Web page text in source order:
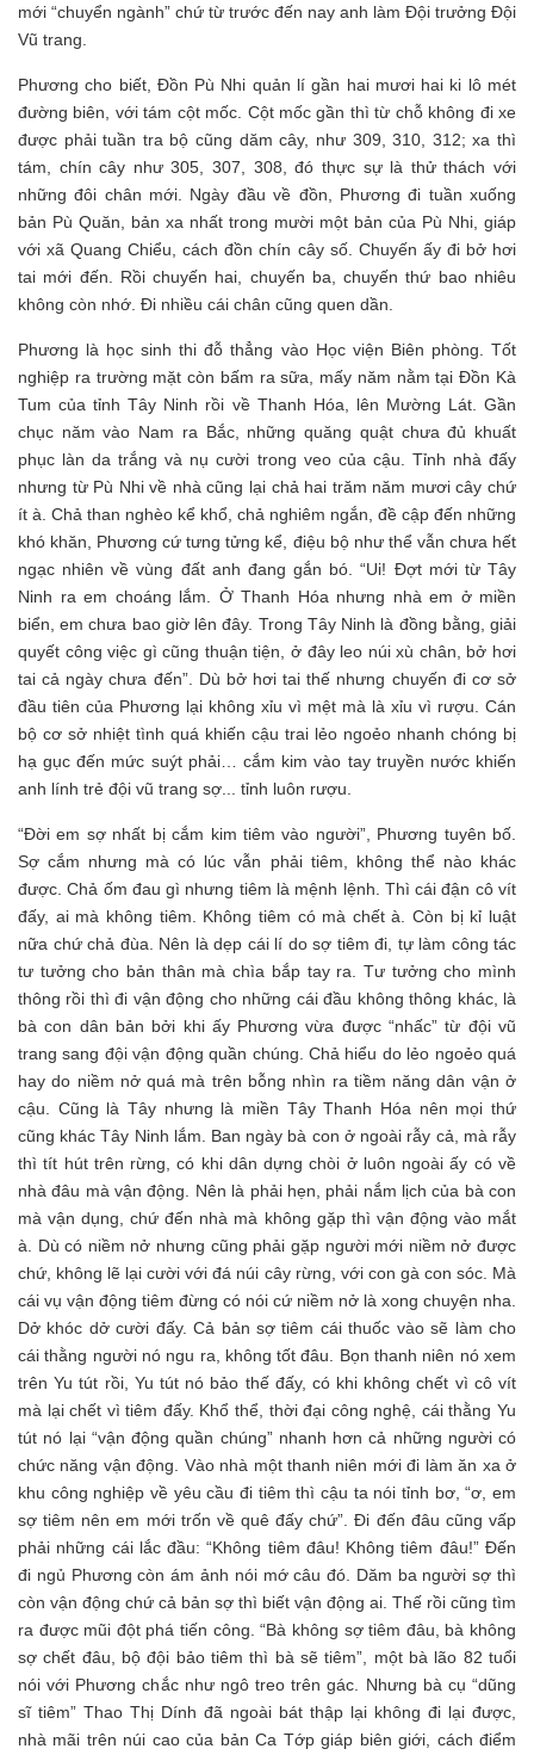
mới “chuyển ngành” chứ từ trước đến nay anh làm Đội trưởng Đội
Vũ trang.
Phương cho biết, Đồn Pù Nhi quản lí gần hai mươi hai ki lô mét
đường biên, với tám cột mốc. Cột mốc gần thì từ chỗ không đi xe
được phải tuần tra bộ cũng dăm cây, như 309, 310, 312; xa thì
tám, chín cây như 305, 307, 308, đó thực sự là thử thách với
những đôi chân mới. Ngày đầu về đồn, Phương đi tuần xuống
bản Pù Quăn, bản xa nhất trong mười một bản của Pù Nhi, giáp
với xã Quang Chiểu, cách đồn chín cây số. Chuyến ấy đi bở hơi
tai mới đến. Rồi chuyến hai, chuyến ba, chuyến thứ bao nhiêu
không còn nhớ. Đi nhiều cái chân cũng quen dần.
Phương là học sinh thi đỗ thẳng vào Học viện Biên phòng. Tốt
nghiệp ra trường mặt còn bấm ra sữa, mấy năm nằm tại Đồn Kà
Tum của tỉnh Tây Ninh rồi về Thanh Hóa, lên Mường Lát. Gần
chục năm vào Nam ra Bắc, những quăng quật chưa đủ khuất
phục làn da trắng và nụ cười trong veo của cậu. Tỉnh nhà đấy
nhưng từ Pù Nhi về nhà cũng lại chả hai trăm năm mươi cây chứ
ít à. Chả than nghèo kể khổ, chả nghiêm ngắn, đề cập đến những
khó khăn, Phương cứ tưng tửng kể, điệu bộ như thể vẫn chưa hết
ngạc nhiên về vùng đất anh đang gắn bó. “Ui! Đợt mới từ Tây
Ninh ra em choáng lắm. Ở Thanh Hóa nhưng nhà em ở miền
biển, em chưa bao giờ lên đây. Trong Tây Ninh là đồng bằng, giải
quyết công việc gì cũng thuận tiện, ở đây leo núi xù chân, bở hơi
tai cả ngày chưa đến”. Dù bở hơi tai thế nhưng chuyến đi cơ sở
đầu tiên của Phương lại không xỉu vì mệt mà là xỉu vì rượu. Cán
bộ cơ sở nhiệt tình quá khiến cậu trai lẻo ngoẻo nhanh chóng bị
hạ gục đến mức suýt phải… cắm kim vào tay truyền nước khiến
anh lính trẻ đội vũ trang sợ... tỉnh luôn rượu.
“Đời em sợ nhất bị cắm kim tiêm vào người”, Phương tuyên bố.
Sợ cắm nhưng mà có lúc vẫn phải tiêm, không thể nào khác
được. Chả ốm đau gì nhưng tiêm là mệnh lệnh. Thì cái đận cô vít
đấy, ai mà không tiêm. Không tiêm có mà chết à. Còn bị kỉ luật
nữa chứ chả đùa. Nên là dẹp cái lí do sợ tiêm đi, tự làm công tác
tư tưởng cho bản thân mà chìa bắp tay ra. Tư tưởng cho mình
thông rồi thì đi vận động cho những cái đầu không thông khác, là
bà con dân bản bởi khi ấy Phương vừa được “nhấc” từ đội vũ
trang sang đội vận động quần chúng. Chả hiểu do lẻo ngoẻo quá
hay do niềm nở quá mà trên bỗng nhìn ra tiềm năng dân vận ở
cậu. Cũng là Tây nhưng là miền Tây Thanh Hóa nên mọi thứ
cũng khác Tây Ninh lắm. Ban ngày bà con ở ngoài rẫy cả, mà rẫy
thì tít hút trên rừng, có khi dân dựng chòi ở luôn ngoài ấy có về
nhà đâu mà vận động. Nên là phải hẹn, phải nắm lịch của bà con
mà vận dụng, chứ đến nhà mà không gặp thì vận động vào mắt
à. Dù có niềm nở nhưng cũng phải gặp người mới niềm nở được
chứ, không lẽ lại cười với đá núi cây rừng, với con gà con sóc. Mà
cái vụ vận động tiêm đừng có nói cứ niềm nở là xong chuyện nha.
Dở khóc dở cười đấy. Cả bản sợ tiêm cái thuốc vào sẽ làm cho
cái thằng người nó ngu ra, không tốt đâu. Bọn thanh niên nó xem
trên Yu tút rồi, Yu tút nó bảo thế đấy, có khi không chết vì cô vít
mà lại chết vì tiêm đấy. Khổ thể, thời đại công nghệ, cái thằng Yu
tút nó lại “vận động quần chúng” nhanh hơn cả những người có
chức năng vận động. Vào nhà một thanh niên mới đi làm ăn xa ở
khu công nghiệp về yêu cầu đi tiêm thì cậu ta nói tỉnh bơ, “ơ, em
sợ tiêm nên em mới trốn về quê đấy chứ”. Đi đến đâu cũng vấp
phải những cái lắc đầu: “Không tiêm đâu! Không tiêm đâu!” Đến
đi ngủ Phương còn ám ảnh nói mớ câu đó. Dăm ba người sợ thì
còn vận động chứ cả bản sợ thì biết vận động ai. Thế rồi cũng tìm
ra được mũi đột phá tiến công. “Bà không sợ tiêm đâu, bà không
sợ chết đâu, bộ đội bảo tiêm thì bà sẽ tiêm”, một bà lão 82 tuổi
nói với Phương chắc như ngô treo trên gác. Nhưng bà cụ “dũng
sĩ tiêm” Thao Thị Dính đã ngoài bát thập lại không đi lại được,
nhà mãi trên núi cao của bản Ca Tớp giáp biên giới, cách điểm